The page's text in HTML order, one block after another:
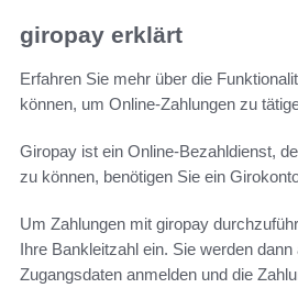
giropay erklärt
Erfahren Sie mehr über die
können, um Online-Zahlungen zu
Giropay ist ein Online-Bezahldienst,
zu können, benötigen Sie ein
Um Zahlungen mit giropay
Ihre Bankleitzahl ein. Sie werden
Zugangsdaten anmelden und die